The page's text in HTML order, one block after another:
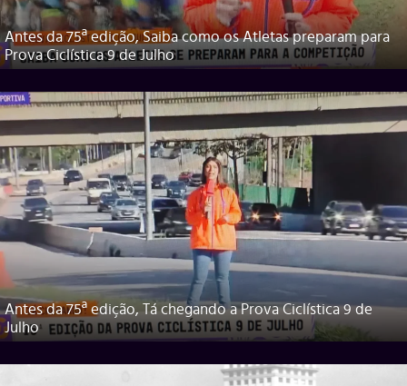
Antes da 75ª edição, Saiba como os Atletas preparam para
Prova Ciclística 9 de Julho
Antes da 75ª edição, Tá chegando a Prova Ciclística 9 de
Julho